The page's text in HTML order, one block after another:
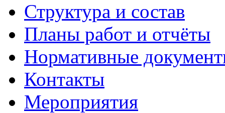
Структура и состав
Планы работ и отчёты
Нормативные
Контакты
Мероприятия